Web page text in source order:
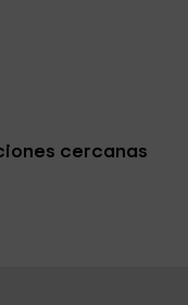
cercanas